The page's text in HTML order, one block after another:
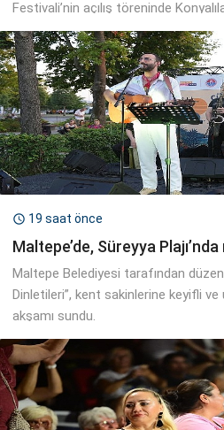
Festivali’nin açılış töreninde
 19 saat önce
Maltepe’de, Süreyya
Maltepe Belediyesi tarafından
Dinletileri”, kent sakinlerine keyifli
akşamı sundu.